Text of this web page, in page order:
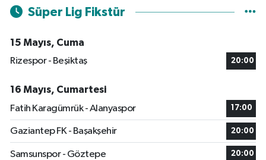
Süper Lig Fikstür
15 Mayıs, Cuma
Rizespor - Beşiktaş
20:00
16 Mayıs, Cumartesi
Fatih Karagümrük - Alanyaspor
17:00
Gaziantep FK - Başakşehir 20:00
Samsunspor - Göztepe 20:00